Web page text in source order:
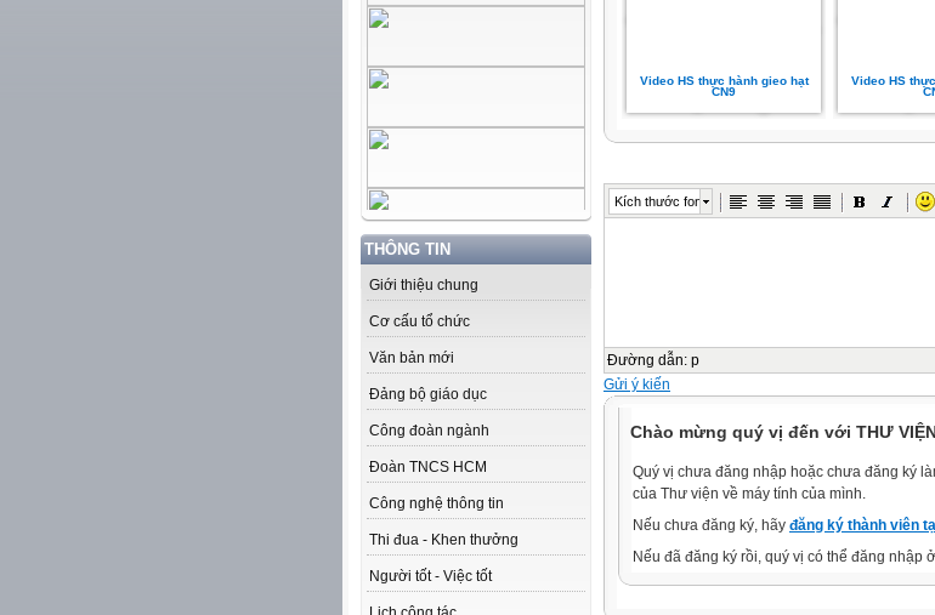
THÔNG TIN
Giới thiệu chung
Cơ cấu tổ chức
Văn bản mới
Đảng bộ giáo dục
Công đoàn ngành
Đoàn TNCS HCM
Công nghệ thông tin
Thi đua - Khen thưởng
Người tốt - Việc tốt
Video HS thực hành gieo hạt
CN9
Video HS
Kích thước font
Đường dẫn: p
Gửi ý kiến
Chào mừng quý vị đến với THƯ
Quý vị chưa đăng nhập hoặc chưa đăng ký
của Thư viện về máy tính của mình.
Nếu chưa đăng ký, hãy đăng ký thành viên
Nếu đã đăng ký rồi, quý vị có thể đăng nhập